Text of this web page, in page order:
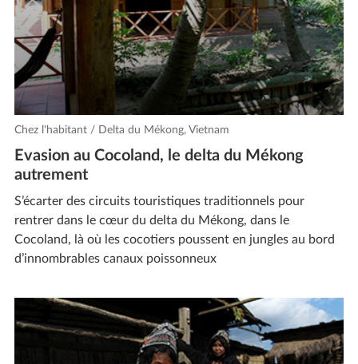
Chez l'habitant / Delta du Mékong, Vietnam
Evasion au Cocoland, le delta du Mékong
autrement
S’écarter des circuits touristiques traditionnels pour
rentrer dans le cœur du delta du Mékong, dans le
Cocoland, là où les cocotiers poussent en jungles au bord
d’innombrables canaux poissonneux